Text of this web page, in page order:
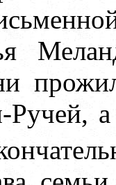
Ручей,